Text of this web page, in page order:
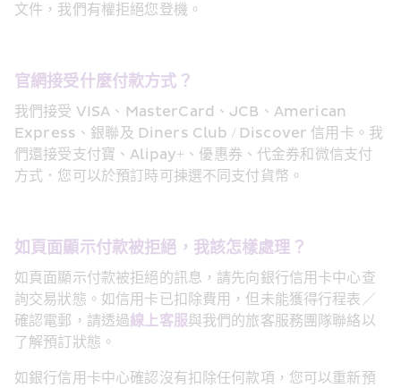
文件，我們有權拒絕您登機。
官網接受什麼付款方式？
我們接受 VISA、MasterCard、JCB、American
Express、銀聯及 Diners Club / Discover 信用卡。我
們還接受支付寶、Alipay+、優惠券、代金券和微信支付
方式．您可以於預訂時可揀選不同支付貨幣。
如頁面顯示付款被拒絕，我該怎樣處理？
如頁面顯示付款被拒絕的訊息，請先向銀行信用卡中心查
詢交易狀態。如信用卡已扣除費用，但未能獲得行程表／
確認電郵，請透過線上客服與我們的旅客服務團隊聯絡以
了解預訂狀態。
如銀行信用卡中心確認沒有扣除任何款項，您可以重新預